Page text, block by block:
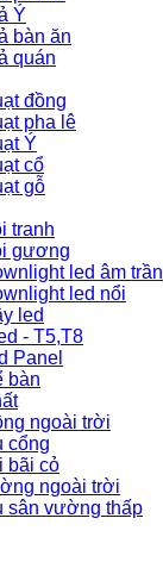
Ý
bàn ăn
quán
đồng
pha lê
Ý
cổ
gỗ
tranh
gương
led âm trần
led nổi
led
- T5,T8
Panel
bàn
ngoài trời
cổng
bãi cỏ
ngoài trời
sân vường thấp